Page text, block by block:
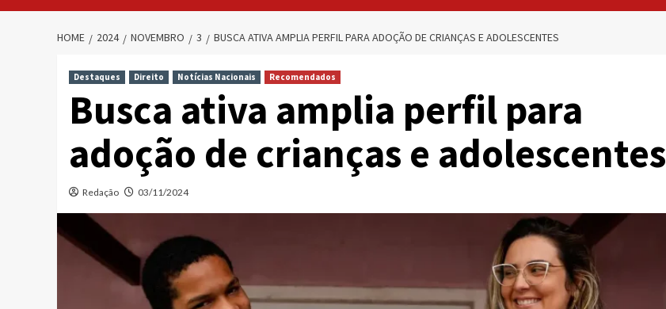
HOME 2024 NOVEMBRO 3 BUSCA ATIVA AMPLIA PERFIL PARA ADOÇÃO DE CRIANÇAS E ADOLESCENTES
Destaques Direito Notícias Nacionais Recomendados
Busca ativa amplia perfil para
adoção de crianças e adolescentes
Redação 03/11/2024